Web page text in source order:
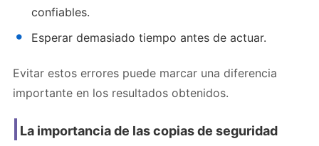
confiables.
Esperar demasiado tiempo antes de actuar.
Evitar estos errores puede marcar una diferencia
importante en los resultados obtenidos.
La importancia de las copias de seguridad